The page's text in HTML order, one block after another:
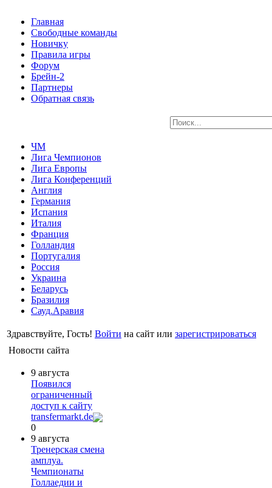
Главная
Свободные команды
Новичку
Правила игры
Форум
Брейн-2
Партнеры
Обратная связь
ЧМ
Лига Чемпионов
Лига Европы
Лига Конференций
Англия
Германия
Испания
Италия
Франция
Голландия
Португалия
Россия
Украина
Беларусь
Бразилия
Сауд.Аравия
Здравствуйте, Гость! Войти на сайт или зарегистрироваться
Новости сайта
9 августа
Появился
ограниченный
доступ к сайту
transfermarkt.de
0
9 августа
Тренерская смена
амплуа.
Чемпионаты
Голлаедии и